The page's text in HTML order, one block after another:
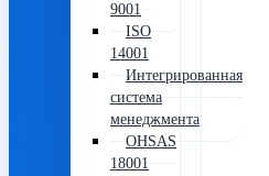
9001
ISO
14001
Интегрированная
система
менеджмента
OHSAS
18001